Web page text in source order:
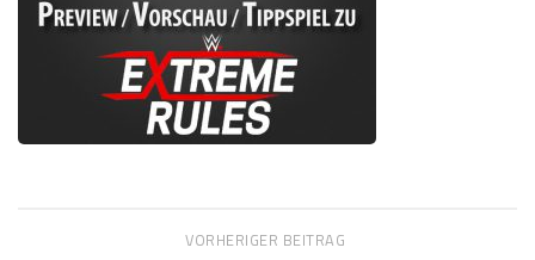
VORHERIGER BEITRAG